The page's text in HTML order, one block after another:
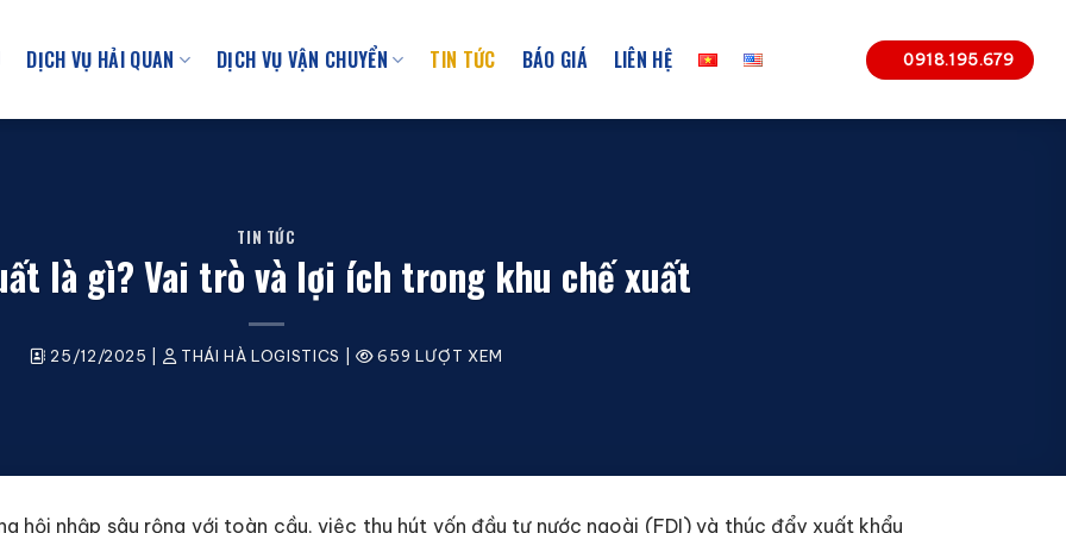
DỊCH VỤ HẢI QUAN DỊCH VỤ VẬN CHUYỂN TIN TỨC BÁO GIÁ LIÊN HỆ 0918.195.679
TIN TỨC
là gì? Vai trò và lợi ích trong khu chế xuất
25/12/2025 THÁI HÀ LOGISTICS 659 LƯỢT XEM
hội nhập sâu rộng với toàn cầu, việc thu hút vốn đầu tư nước ngoài (FDI) và thúc đẩy xuất khẩu